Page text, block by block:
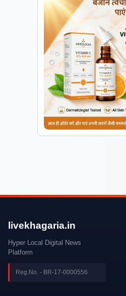
livekhagaria.in
Hyper Local Digital News
Platform
Reg.No. - BR-17-0000556